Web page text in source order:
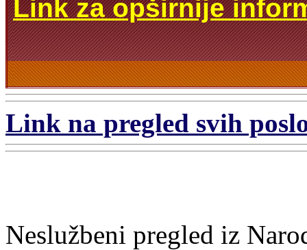
Link za opširnije
Link na pregled svih
Neslužbeni pregled iz